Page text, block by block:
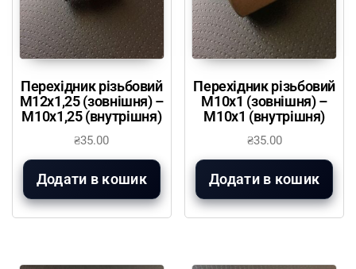
Перехідник різьбовий
М12х1,25 (зовнішня) –
М10х1,25 (внутрішня)
₴35.00
Додати в кошик
Перехідник різьбовий
М10х1 (зовнішня) –
М10х1 (внутрішня)
₴35.00
Додати в кошик